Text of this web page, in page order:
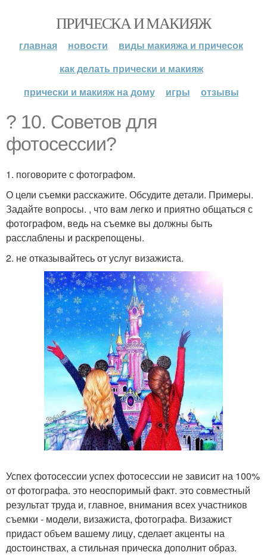
ПРИЧЕСКА И МАКИЯЖ
главная новости
виды макияжа и причесок
как делать прически и макияж
прически и макияж на дому
игры отзывы
? 10. Советов для
фотосессии?
1. поговорите с фотографом.
О цели съемки расскажите. Обсудите детали. Примеры.
Задайте вопросы. , что вам легко и приятно общаться с
фотографом, ведь на съемке вы должны быть
расслаблены и раскрепощены.
2. не отказывайтесь от услуг визажиста.
Успех фотосессии успех фотосессии не зависит на 100%
от фотографа. это неоспоримый факт. это совместный
результат труда и, главное, внимания всех участников
съемки - модели, визажиста, фотографа. Визажист
придаст объем вашему лицу, сделает акценты на
достоинствах, а стильная прическа дополнит образ.